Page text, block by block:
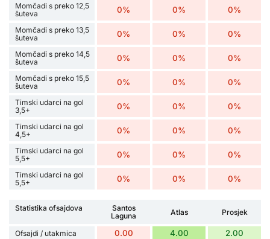
Momčadi s preko 12,5
šuteva
0% 0% 0%
Momčadi s preko 13,5
šuteva
0% 0% 0%
Momčadi s preko 14,5
šuteva
0% 0% 0%
Momčadi s preko 15,5
šuteva
0% 0% 0%
Timski udarci na gol
3,5+
0% 0% 0%
Timski udarci na gol
4,5+
0% 0% 0%
Timski udarci na gol
5,5+
0% 0% 0%
Timski udarci na gol
5,5+
0% 0% 0%
Statistika ofsajdova
Santos
Laguna
Atlas Prosjek
Ofsajdi / utakmica 0.00 4.00 2.00